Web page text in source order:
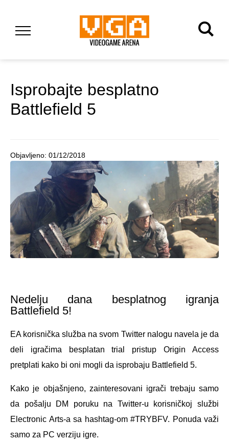
Isprobajte besplatno
Battlefield 5
Objavljeno: 01/12/2018
Nedelju dana besplatnog igranja
Battlefield 5!
EA korisnička služba na svom Twitter nalogu navela je da
deli igračima besplatan trial pristup Origin Access
pretplati kako bi oni mogli da isprobaju Battlefield 5.
Kako je objašnjeno, zainteresovani igrači trebaju samo
da pošalju DM poruku na Twitter-u korisničkoj službi
Electronic Arts-a sa hashtag-om #TRYBFV. Ponuda važi
samo za PC verziju igre.